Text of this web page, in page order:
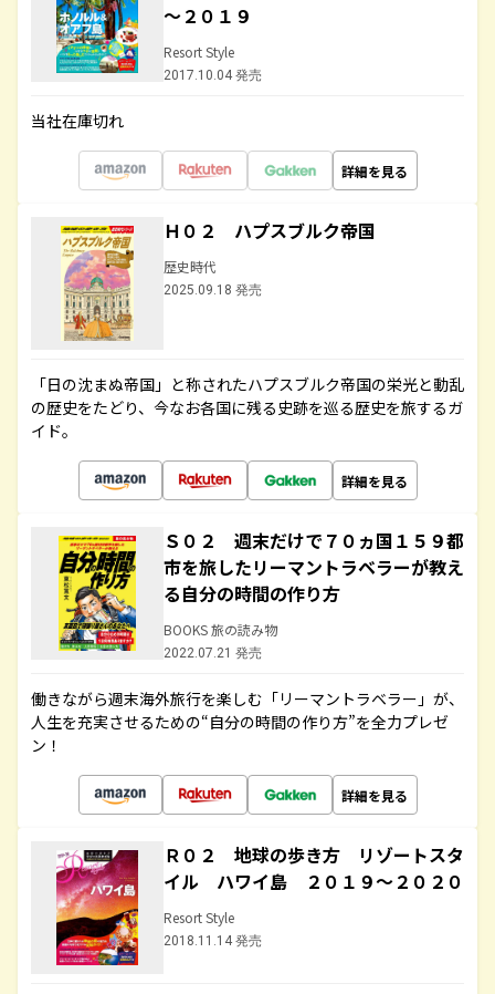
～２０１９
Resort Style
2017.10.04 発売
当社在庫切れ
詳細を見る
Ｈ０２ ハプスブルク帝国
歴史時代
2025.09.18 発売
「日の沈まぬ帝国」と称されたハプスブルク帝国の栄光と動乱
の歴史をたどり、今なお各国に残る史跡を巡る歴史を旅するガ
イド。
詳細を見る
Ｓ０２ 週末だけで７０ヵ国１５９都
市を旅したリーマントラベラーが教え
る自分の時間の作り方
BOOKS 旅の読み物
2022.07.21 発売
働きながら週末海外旅行を楽しむ「リーマントラベラー」が、
人生を充実させるための“自分の時間の作り方”を全力プレゼ
ン！
詳細を見る
Ｒ０２ 地球の歩き方 リゾートスタ
イル ハワイ島 ２０１９～２０２０
Resort Style
2018.11.14 発売